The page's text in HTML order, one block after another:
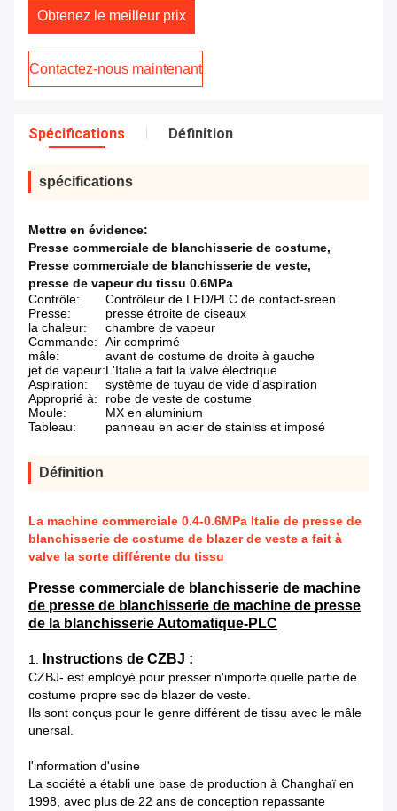
Obtenez le meilleur prix
Contactez-nous maintenant
Spécifications Définition
spécifications
Mettre en évidence:
Presse commerciale de blanchisserie de costume,
Presse commerciale de blanchisserie de veste,
presse de vapeur du tissu 0.6MPa
Contrôle:
Contrôleur de LED/PLC de contact-sreen
Presse:
presse étroite de ciseaux
la chaleur:
chambre de vapeur
Commande:
Air comprimé
mâle:
avant de costume de droite à gauche
jet de vapeur:L'Italie a fait la valve électrique
Aspiration:
système de tuyau de vide d'aspiration
Approprié à:
robe de veste de costume
Moule:
MX en aluminium
Tableau:
panneau en acier de stainlss et imposé
Définition
La machine commerciale 0.4-0.6MPa Italie de presse de
blanchisserie de costume de blazer de veste a fait à
valve la sorte différente du tissu
Presse commerciale de blanchisserie de machine
de presse de blanchisserie de machine de presse
de la blanchisserie Automatique-PLC
1. Instructions de CZBJ :
CZBJ- est employé pour presser n'importe quelle partie de
costume propre sec de blazer de veste.
Ils sont conçus pour le genre différent de tissu avec le mâle
unersal.
l'information d'usine
La société a établi une base de production à Changhaï en
1998, avec plus de 22 ans de conception repassante